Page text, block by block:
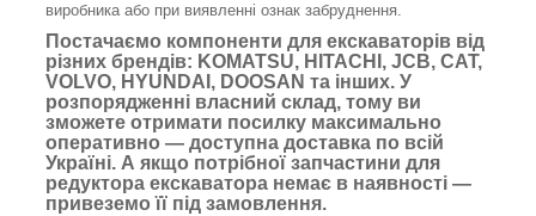
виробника або при виявленні ознак забруднення.
Постачаємо компоненти для екскаваторів від
різних брендів: KOMATSU, HITACHI, JCB, CAT,
VOLVO, HYUNDAI, DOOSAN та інших. У
розпорядженні власний склад, тому ви
зможете отримати посилку максимально
оперативно — доступна доставка по всій
Україні. А якщо потрібної запчастини для
редуктора екскаватора немає в наявності —
привеземо її під замовлення.